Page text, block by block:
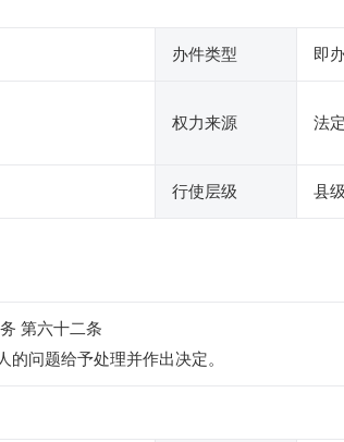
办件类型 即
权力来源 法
行使层级 县级
第六十二条
问题给予处理并作出决定。